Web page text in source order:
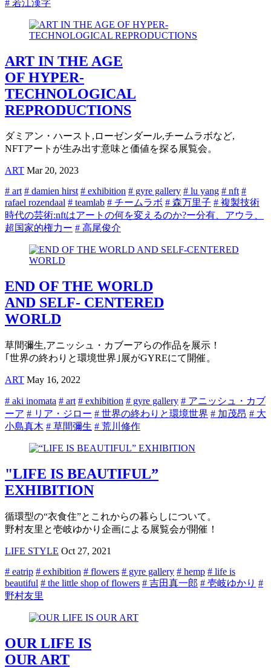
# 若江漢字
ART IN THE AGE
OF HYPER-
TECHNOLOGICAL
REPRODUCTIONS
ダミアン・ハースト,ローゼンダール,チームラボなど,
NFTアートが生み出す意味と価値を探る展覧会。
ART Mar 20, 2023
# art # damien hirst # exhibition # gyre gallery # lu yang # nft #
rafael rozendaal # teamlab # チームラボ # 森万里子 # 複製技術
時代の芸術:nftはアートの何を変えるのか?ー分有、アウラ、
超国家的権力ー # 高尾俊介
END OF THE WORLD
AND SELF- CENTERED
WORLD
草間彌生,アニッシュ・カブーアらの作品を展示！
｢世界の終わりと環境世界｣展がGYREにて開催。
ART May 16, 2022
# aki inomata # art # exhibition # gyre gallery # アニッシュ・カブ
ーア # リア・ジロー # 世界の終わりと環境世界 # 加茂昂 # 大
小島真木 # 草間彌生 # 荒川修作
"LIFE IS BEAUTIFUL”
EXHIBITION
循環型の“衣食住”とこれからの暮らしについて。
野村友里と壱岐ゆかり企画による展覧会が開催！
LIFE STYLE Oct 27, 2021
# eatrip # exhibition # flowers # gyre gallery # hemp # life is
beautiful # the little shop of flowers # 吉田真一郎 # 壱岐ゆかり #
野村友里
OUR LIFE IS
OUR ART